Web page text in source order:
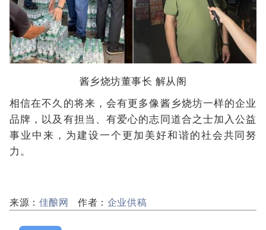
酱乡烧坊董事长 解从阁
相信在不久的将来，会有更多像酱乡烧坊一样的企业
品牌，以及有担当、有爱心的志同道合之士加入公益
事业中来，为建设一个更加美好和谐的社会共同努
力。
来源： 佳酿网 作者： 企业供稿